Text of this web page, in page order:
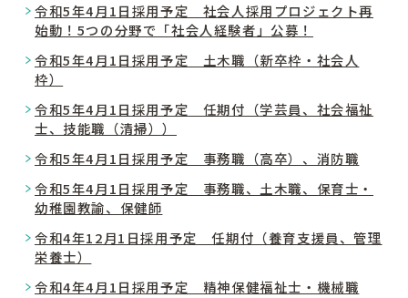
令和5年4月1日採用予定 社会人採用プロジェクト再
始動！5つの分野で「社会人経験者」公募！
令和5年4月1日採用予定 土木職（新卒枠・社会人
枠）
令和5年4月1日採用予定 任期付（学芸員、社会福祉
士、技能職（清掃））
令和5年4月1日採用予定 事務職（高卒）、消防職
令和5年4月1日採用予定 事務職、土木職、保育士・
幼稚園教諭、保健師
令和4年12月1日採用予定 任期付（養育支援員、管理
栄養士）
令和4年4月1日採用予定 精神保健福祉士・機械職